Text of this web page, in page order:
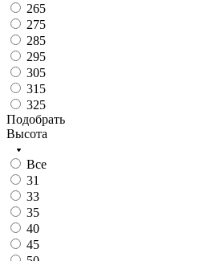
265
275
285
295
305
315
325
Подобрать
Высота
Все
31
33
35
40
45